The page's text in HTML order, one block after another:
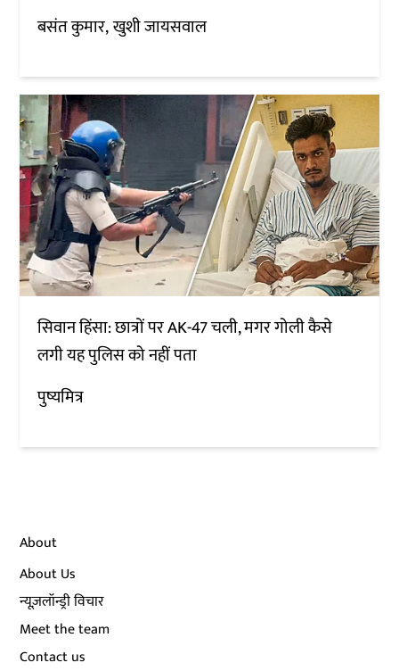
बसंत कुमार खुशी जायसवाल
सिवान हिंसा: छात्रों पर AK-47 चली, मगर गोली कैसे
लगी यह पुलिस को नहीं पता
पुष्यमित्र
About
About Us
न्यूज़लॉन्ड्री विचार
Meet the team
Contact us